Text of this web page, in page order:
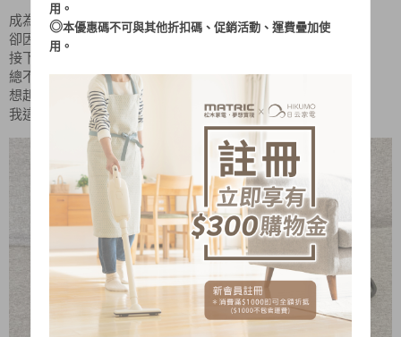
成為料理新手最害怕的是好不容易揮汗如雨的完成料理
卻因秋冬後飯桌冷氣颼颼不減，讓熱菜瞬間變涼
接下來準備迎接新年的火鍋
總不能讓吃飯圍爐的人走到廚房才能吃上熱菜
想起每個人家裡餐桌上備的電磁爐
我這次選擇了MATRIC 松木日式微晶IH電磁爐MG-IC1109GT
用。
◎本優惠碼不可與其他折扣碼、促銷活動、運費疊加使
用。